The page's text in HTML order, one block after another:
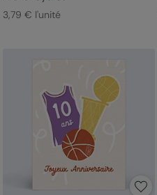
3,79 € l'unité